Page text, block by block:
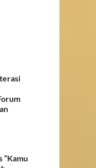
“Kamu